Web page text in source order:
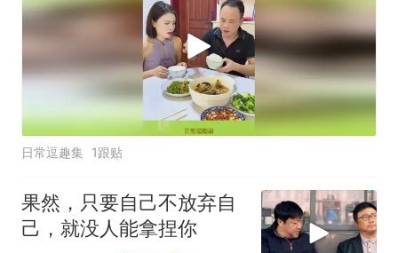
日常逗趣集 1跟贴
果然，只要自己不放弃自
己，就没人能拿捏你